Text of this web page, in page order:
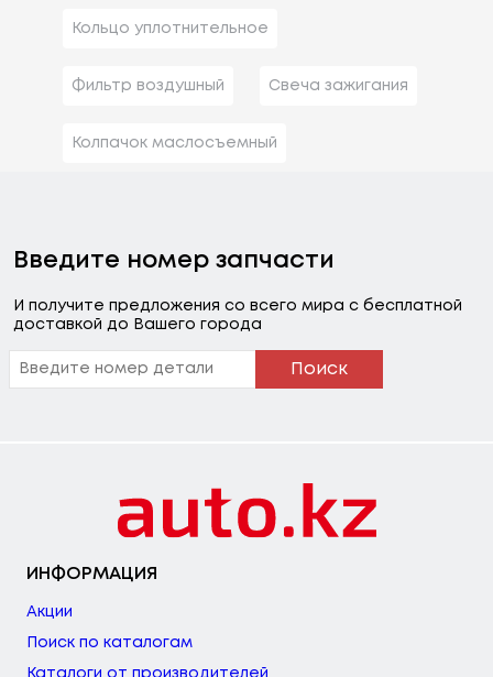
Кольцо уплотнительное
Фильтр воздушный Свеча зажигания
Колпачок маслосъемный
Введите номер запчасти
И получите предложения со всего мира с бесплатной
доставкой до Вашего города
Поиск
ИНФОРМАЦИЯ
Акции
Поиск по каталогам
Каталоги от производителей